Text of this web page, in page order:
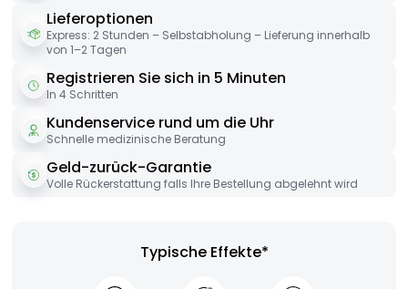
Lieferoptionen
Express: 2 Stunden – Selbstabholung – Lieferung innerhalb
von 1–2 Tagen
Registrieren Sie sich in 5 Minuten
In 4 Schritten
Kundenservice rund um die Uhr
Schnelle medizinische Beratung
Geld-zurück-Garantie
Volle Rückerstattung falls Ihre Bestellung abgelehnt wird
Typische Effekte*